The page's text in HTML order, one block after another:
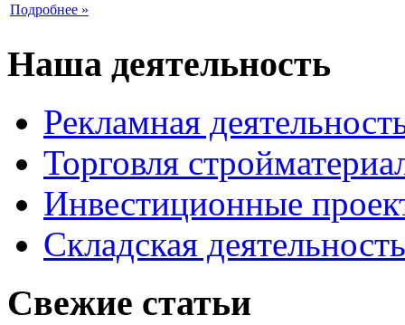
Подробнее »
Наша деятельность
Рекламная
Торговля
Инвестиционные
Складская деятельность
Свежие статьи